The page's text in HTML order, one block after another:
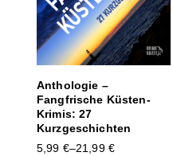
Anthologie –
Fangfrische Küsten-
Krimis: 27
Kurzgeschichten
5,99 €–21,99 €